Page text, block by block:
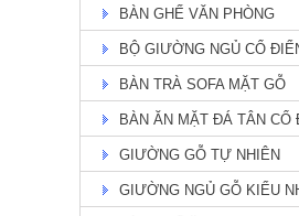
BÀN GHẾ VĂN PHÒNG
BỘ GIƯỜNG NGỦ CỔ
BÀN TRÀ SOFA MẶT GỖ
BÀN ĂN MẶT ĐÁ TÂN CỔ
GIƯỜNG GỖ TỰ NHIÊN
GIƯỜNG NGỦ GỖ KIỂU